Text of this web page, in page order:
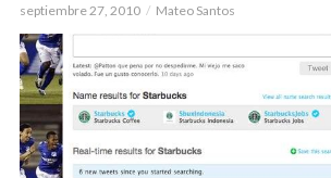
septiembre 27, 2010 Mateo Santos